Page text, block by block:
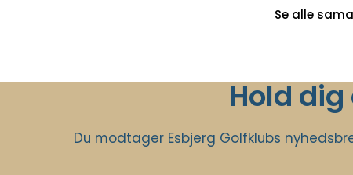
Se alle
Hold
Du modtager Esbjerg Golfklubs